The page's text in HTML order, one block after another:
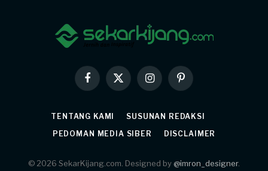
Facebook
X
InstagramPinterest
TENTANG KAMI
SUSUNAN REDAKSI
PEDOMAN MEDIA SIBER
DISCLAIMER
© 2026 SekarKijang.com. Designed by @imron_designer.